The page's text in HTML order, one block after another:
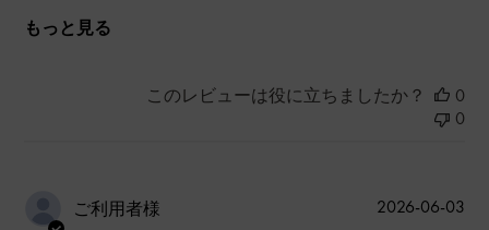
もっと見る
このレビューは役に立ちましたか？
0
0
ご利用者様
公
2026-06-03